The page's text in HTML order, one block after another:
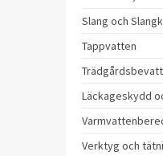
Slang och
Tappvatten
Verktyg och